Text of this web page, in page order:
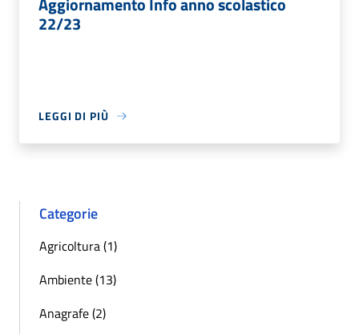
22/23
LEGGI DI PIÙ
Categorie
Agricoltura (1)
Ambiente (13)
Anagrafe (2)